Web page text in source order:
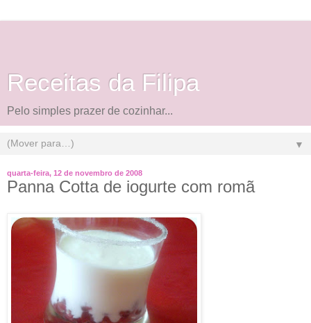
Receitas da Filipa
Pelo simples prazer de cozinhar...
▼
quarta-feira, 12 de novembro de 2008
Panna Cotta de iogurte com romã